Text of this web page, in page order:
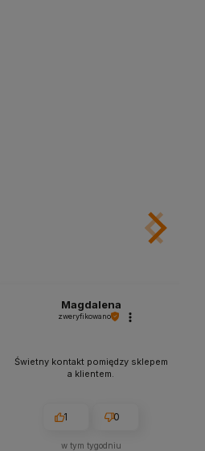
Magdalena
zweryfikowano
Świetny kontakt pomiędzy sklepem
a klientem.
1 0
w tym tygodniu